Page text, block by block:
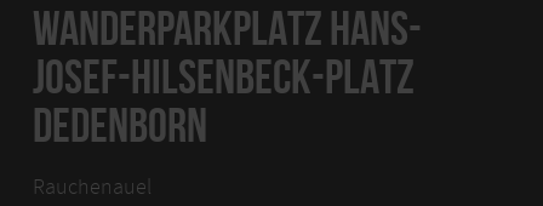
WANDERPARKPLATZ HANS-
JOSEF-HILSENBECK-PLATZ
DEDENBORN
Rauchenauel